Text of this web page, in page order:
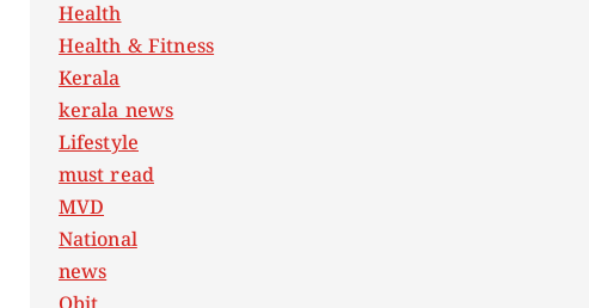
Health
Health & Fitness
Kerala
kerala news
Lifestyle
must read
MVD
National
news